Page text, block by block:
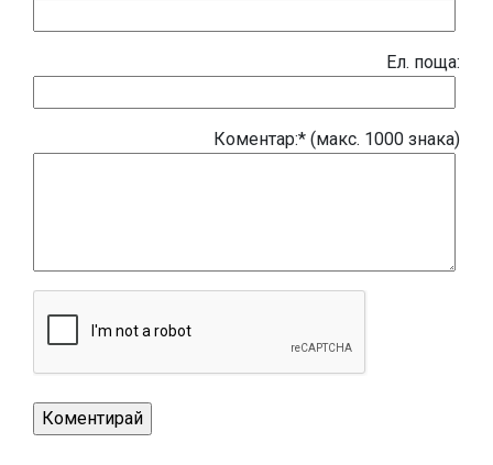
Eл. поща:
Коментар:* (макс. 1000 знака)